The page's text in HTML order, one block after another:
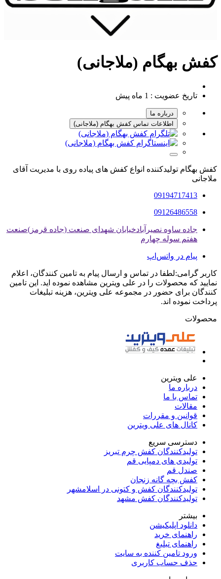
کفش بهگام (ملاجانی)
تاریخ عضویت : 1 ماه پیش
درباره ما
اطلاعات تماس کفش بهگام (ملاجانی)
کفش بهگام تولیدکننده انواع کفش های پیاده روی با مدیریت آقای
ملاجانی
09194717413
09126486558
جاده ساوه نصیرآبادخیابان شهدای صنعت (جاده قرمز)صنعت
هفتم سوله چهارم
پیام در واتس‌اپ
کاربر گرامی:لطفا در تماس و ارسال پیام به تامین کنندگان، اعلام
نمایید که محصولات را در علی ویترین مشاهده نموده اید. این تامین
کنندگان برای حضور در مجموعه علی ویترین، هزینه تبلیغات
پرداخت نموده اند.
محصولات
علی ویترین
درباره ما
تماس با ما
مقالات
قوانین و مقررات
کانال های علی ویترین
دسترسی سریع
تولیدکنندگان کفش چرم تبریز
تولیدی های دمپایی قم
صندل قم
کفش بچه گانه زنجان
تولیدکنندگان کفش و کتونی در اسلامشهر
تولیدکنندگان کفش مشهد
بیشتر
دانلود اپلیکیشن
راهنمای خرید
راهنمای تبلیغ
ورود تامین کننده به سایت
حذف حساب کاربری